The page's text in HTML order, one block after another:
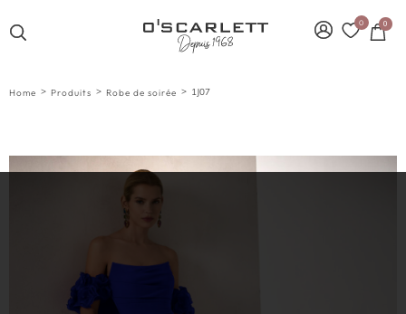
0 0
Home > Produits > Robe de soirée > 1J07